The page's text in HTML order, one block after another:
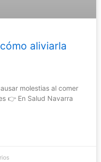
aliviarla
molestias al comer
👉 En Salud Navarra